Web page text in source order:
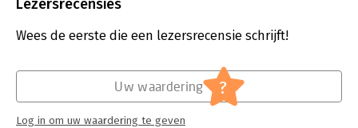
Verschijningsdatum:
10-3-2020
Bijzondere overeenkomsten
Serie:
Monografieën BW
Lezersrecensies
Wees de eerste die een lezersrecensie schrijft!
Uw waardering ?
Log in om uw waardering te geven